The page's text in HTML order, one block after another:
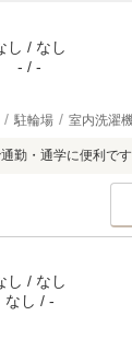
し / なし
- / -
駐輪場 室内洗濯
勤・通学に便利で
し / なし
なし / -